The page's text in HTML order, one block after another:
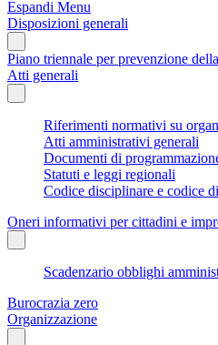
Espandi Menu
Disposizioni generali
Piano triennale per prevenzione
Atti generali
Riferimenti normativi su
Atti amministrativi generali
Documenti di
Statuti e leggi regionali
Codice disciplinare e codice
Oneri informativi per cittadini e
Scadenzario obblighi
Burocrazia zero
Organizzazione